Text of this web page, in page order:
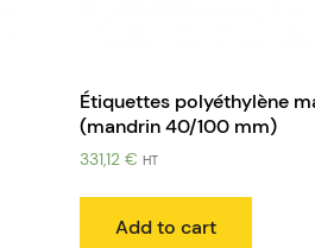
Étiquettes polyéthylène
(mandrin 40/100 mm)
331,12€ HT
Add to cart